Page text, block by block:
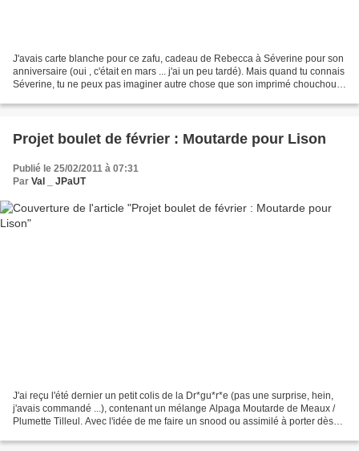
J'avais carte blanche pour ce zafu, cadeau de Rebecca à Séverine pour son
anniversaire (oui , c'était en mars ... j'ai un peu tardé). Mais quand tu connais
Séverine, tu ne peux pas imaginer autre chose que son imprimé chouchou,
Projet boulet de février : Moutarde pour Lison
Publié le 25/02/2011 à 07:31
Par Val _ JPaUT
J'ai reçu l'été dernier un petit colis de la Dr*gu*r*e (pas une surprise, hein,
j'avais commandé ...), contenant un mélange Alpaga Moutarde de Meaux /
Plumette Tilleul. Avec l'idée de me faire un snood ou assimilé à porter dès